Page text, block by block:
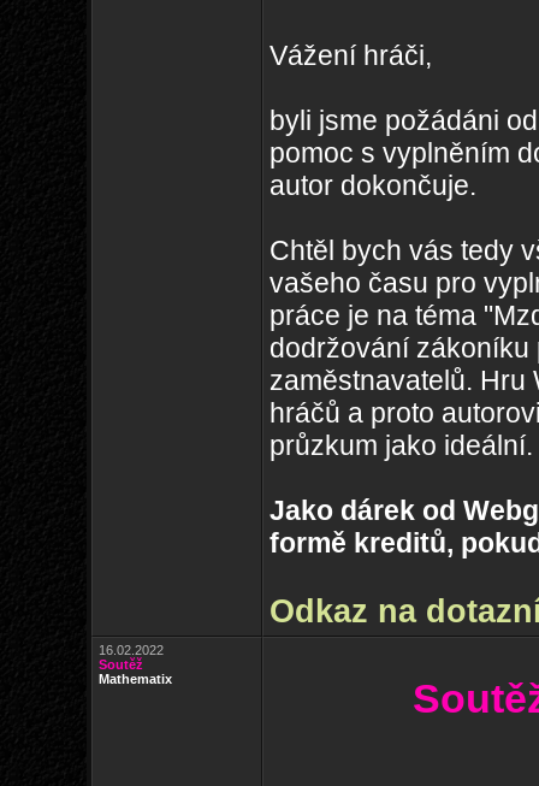
Vážení hráči,
byli jsme požádáni
pomoc s vyplněním
autor dokončuje.
Chtěl bych vás tedy
vašeho času pro
práce je na téma
dodržování zákoníku
zaměstnavatelů. Hru
hráčů a proto
průzkum jako ideální.
Jako dárek od
formě kreditů,
Odkaz na
16.02.2022
Soutěž
Mathematix